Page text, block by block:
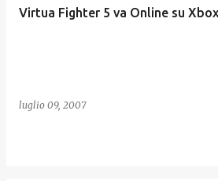
Virtua Fighter 5 va Online su
luglio 09, 2007